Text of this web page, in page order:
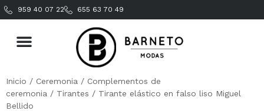
959 40 07 22 655 63 70 49
Inicio / Ceremonia / Complementos de
ceremonia / Tirantes / Tirante elástico en falso liso Miguel
Bellido